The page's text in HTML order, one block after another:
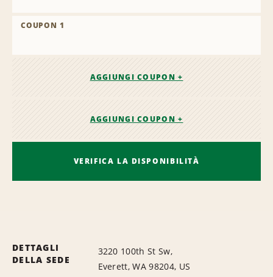
COUPON 1
AGGIUNGI COUPON +
AGGIUNGI COUPON +
VERIFICA LA DISPONIBILITÀ
DETTAGLI
DELLA SEDE
3220 100th St Sw,
Everett, WA 98204, US